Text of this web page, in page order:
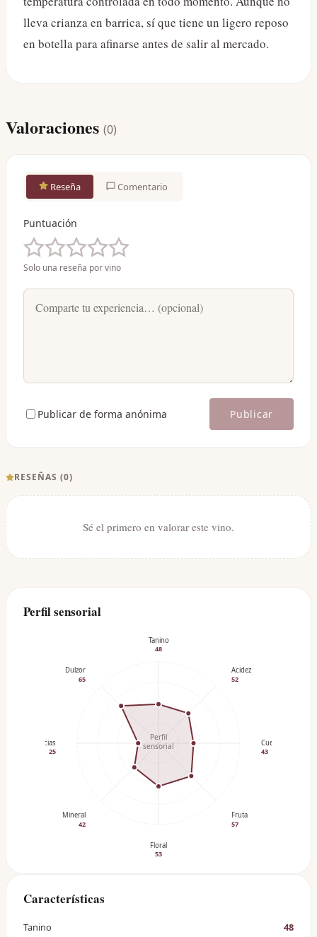
lleva crianza en barrica, sí que tiene un ligero reposo
en botella para afinarse antes de salir al mercado.
Valoraciones (0)
Reseña Comentario
Puntuación
Solo una reseña por vino
Publicar de forma anónima Publicar
RESEÑAS (0)
Sé el primero en valorar este vino.
Perfil sensorial
Tanino
48
Acidez
52
Cuerpo
43
Fruta
57
Floral
53
Mineral
42
Especias
25
Dulzor
65
Perfil
sensorial
Características
Tanino 48